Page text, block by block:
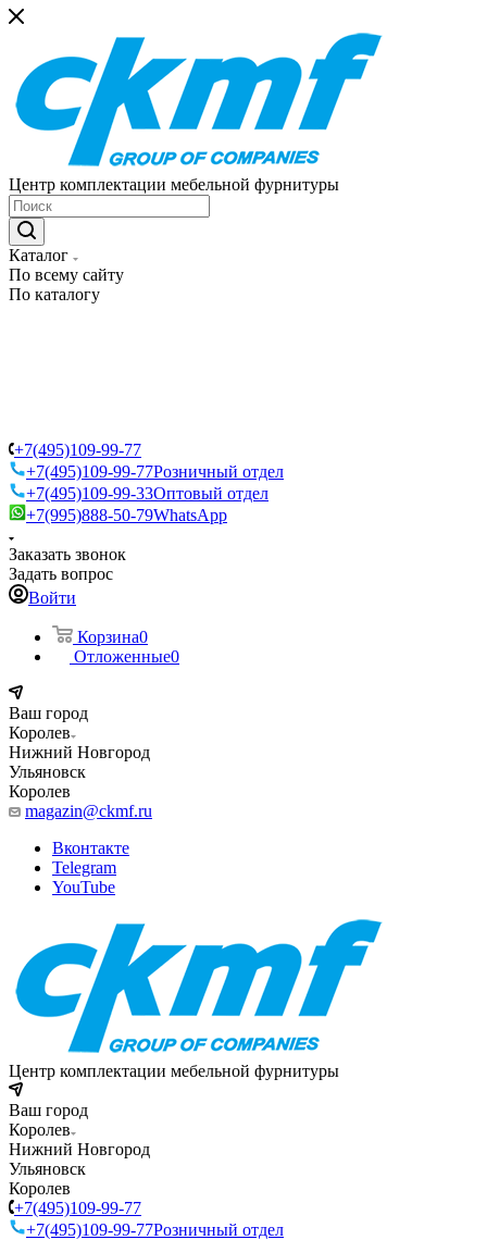
Центр комплектации мебельной фурнитуры
Каталог
По всему сайту
По каталогу
+7(495)109-99-77
+7(495)109-99-77Розничный отдел
+7(495)109-99-33Оптовый отдел
+7(995)888-50-79WhatsApp
Заказать звонок
Задать вопрос
Войти
Корзина0
Отложенные0
Ваш город
Королев
Нижний Новгород
Ульяновск
Королев
magazin@ckmf.ru
Вконтакте
Telegram
YouTube
Центр комплектации мебельной фурнитуры
Ваш город
Королев
Нижний Новгород
Ульяновск
Королев
+7(495)109-99-77
+7(495)109-99-77Розничный отдел